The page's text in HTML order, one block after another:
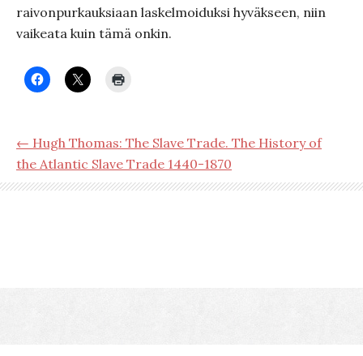
raivonpurkauksiaan laskelmoiduksi hyväkseen, niin
vaikeata kuin tämä onkin.
← Hugh Thomas: The Slave Trade. The History of
the Atlantic Slave Trade 1440-1870